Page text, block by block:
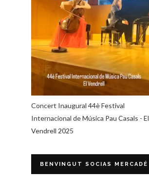
Concert Inaugural 44è Festival
Internacional de Música Pau Casals - El
Vendrell 2025
BENVINGUT SOCIAS MERCADÉ